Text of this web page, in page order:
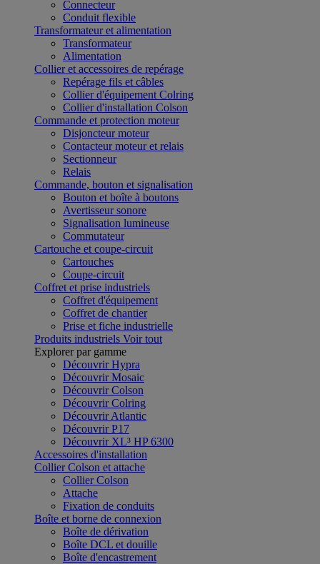
Connecteur
Conduit flexible
Transformateur et alimentation
Transformateur
Alimentation
Collier et accessoires de repérage
Repérage fils et câbles
Collier d'équipement Colring
Collier d'installation Colson
Commande et protection moteur
Disjoncteur moteur
Contacteur moteur et relais
Sectionneur
Relais
Commande, bouton et signalisation
Bouton et boîte à boutons
Avertisseur sonore
Signalisation lumineuse
Commutateur
Cartouche et coupe-circuit
Cartouches
Coupe-circuit
Coffret et prise industriels
Coffret d'équipement
Coffret de chantier
Prise et fiche industrielle
Produits industriels Voir tout
Explorer par gamme
Découvrir Hypra
Découvrir Mosaic
Découvrir Colson
Découvrir Colring
Découvrir Atlantic
Découvrir P17
Découvrir XL³ HP 6300
Accessoires d'installation
Collier Colson et attache
Collier Colson
Attache
Fixation de conduits
Boîte et borne de connexion
Boîte de dérivation
Boîte DCL et douille
Boîte d'encastrement